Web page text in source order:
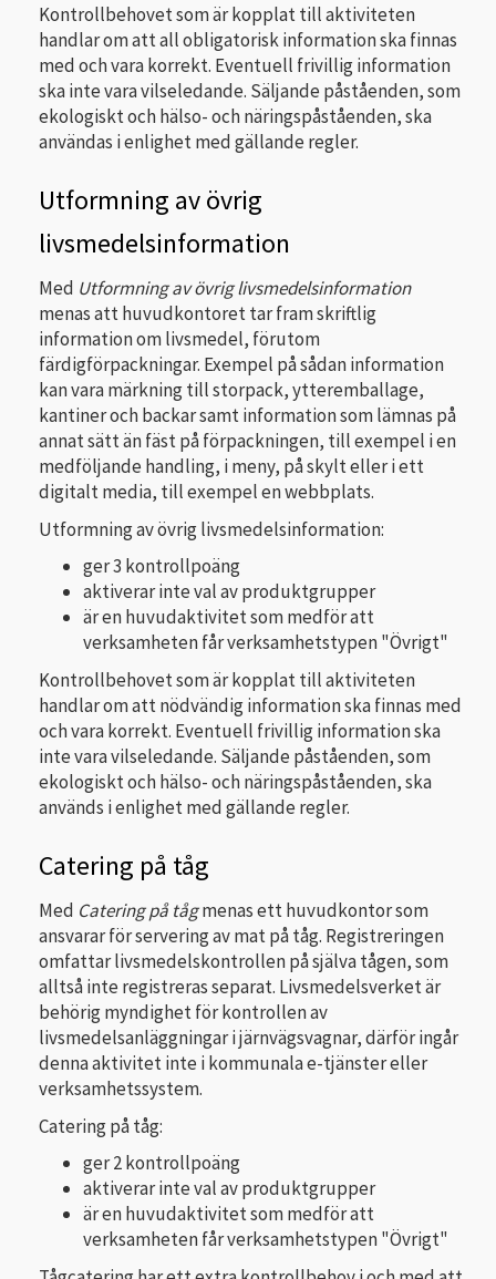
Kontrollbehovet som är kopplat till aktiviteten
handlar om att all obligatorisk information ska finnas
med och vara korrekt. Eventuell frivillig information
ska inte vara vilseledande. Säljande påståenden, som
ekologiskt och hälso- och näringspåståenden, ska
användas i enlighet med gällande regler.
Utformning av övrig
livsmedelsinformation
Med Utformning av övrig livsmedelsinformation
menas att huvudkontoret tar fram skriftlig
information om livsmedel, förutom
färdigförpackningar. Exempel på sådan information
kan vara märkning till storpack, ytteremballage,
kantiner och backar samt information som lämnas på
annat sätt än fäst på förpackningen, till exempel i en
medföljande handling, i meny, på skylt eller i ett
digitalt media, till exempel en webbplats.
Utformning av övrig livsmedelsinformation:
ger 3 kontrollpoäng
aktiverar inte val av produktgrupper
är en huvudaktivitet som medför att
verksamheten får verksamhetstypen "Övrigt"
Kontrollbehovet som är kopplat till aktiviteten
handlar om att nödvändig information ska finnas med
och vara korrekt. Eventuell frivillig information ska
inte vara vilseledande. Säljande påståenden, som
ekologiskt och hälso- och näringspåståenden, ska
används i enlighet med gällande regler.
Catering på tåg
Med Catering på tågmenas ett huvudkontor som
ansvarar för servering av mat på tåg. Registreringen
omfattar livsmedelskontrollen på själva tågen, som
alltså inte registreras separat. Livsmedelsverket är
behörig myndighet för kontrollen av
livsmedelsanläggningar i järnvägsvagnar, därför ingår
denna aktivitet inte i kommunala e-tjänster eller
verksamhetssystem.
Catering på tåg:
ger 2 kontrollpoäng
aktiverar inte val av produktgrupper
är en huvudaktivitet som medför att
verksamheten får verksamhetstypen "Övrigt"